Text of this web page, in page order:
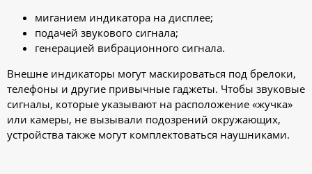
миганием индикатора на дисплее;
подачей звукового сигнала;
генерацией вибрационного сигнала.
Внешне индикаторы могут маскироваться под брелоки,
телефоны и другие привычные гаджеты. Чтобы звуковые
сигналы, которые указывают на расположение «жучка»
или камеры, не вызывали подозрений окружающих,
устройства также могут комплектоваться наушниками.